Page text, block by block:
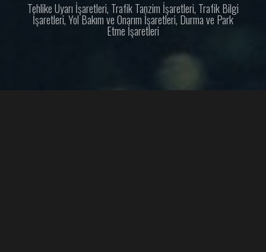
Tehlike Uyarı İşaretleri, Trafik Tanzim İşaretleri, Trafik Bilgi
İşaretleri, Yol Bakım ve Onarım İşaretleri, Durma ve Park
Etme İşaretleri